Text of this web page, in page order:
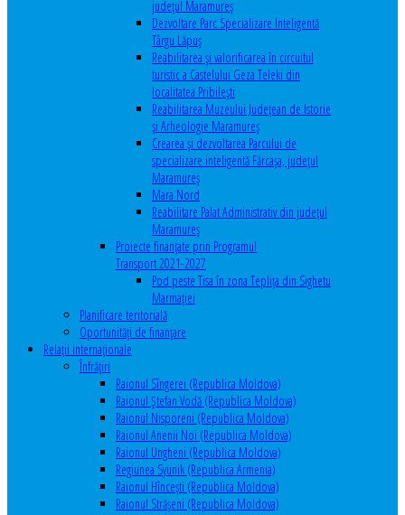
județul Maramureș
Dezvoltare Parc Specializare Inteligentă
Târgu Lăpuș
Reabilitarea și valorificarea în circuitul
turistic a Castelului Geza Teleki din
localitatea Pribilești
Reabilitarea Muzeului Județean de Istorie
și Arheologie Maramureș
Crearea și dezvoltarea Parcului de
specializare inteligentă Fărcașa, județul
Maramureș
Mara Nord
Reabilitare Palat Administrativ din județul
Maramureș
Proiecte finanțate prin Programul
Transport 2021-2027
Pod peste Tisa în zona Teplița din Sighetu
Marmației
Planificare teritorială
Oportunităţi de finanţare
Relaţii internaţionale
Înfrăţiri
Raionul Sîngerei (Republica Moldova)
Raionul Ștefan Vodă (Republica Moldova)
Raionul Nisporeni (Republica Moldova)
Raionul Anenii Noi (Republica Moldova)
Raionul Ungheni (Republica Moldova)
Regiunea Syunik (Republica Armenia)
Raionul Hîncești (Republica Moldova)
Raionul Străşeni (Republica Moldova)